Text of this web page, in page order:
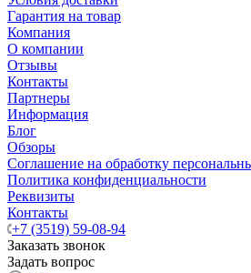
Гарантия на товар
Компания
О компании
Отзывы
Контакты
Партнеры
Информация
Блог
Обзоры
Соглашение на обработку
Политика конфиденциальности
Реквизиты
Контакты
+7 (3519) 59-08-94
Заказать звонок
Задать вопрос